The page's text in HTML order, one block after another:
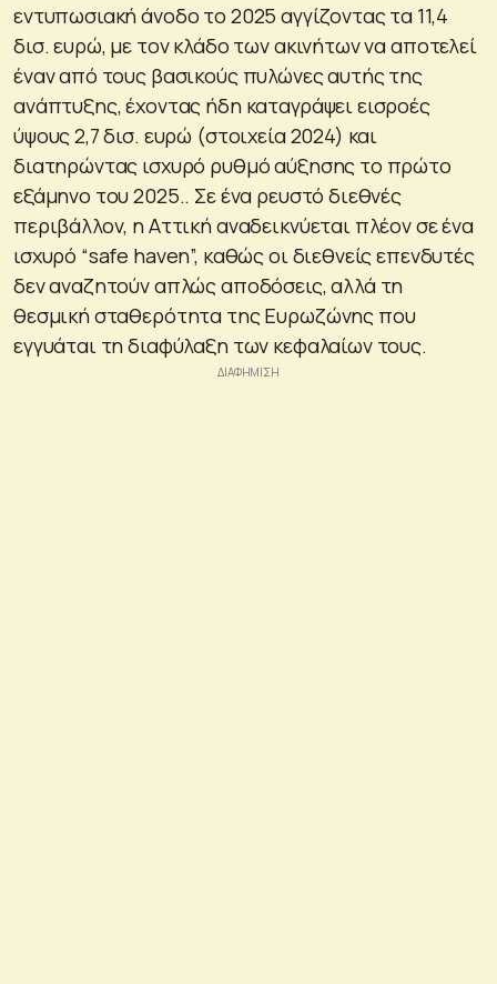
εντυπωσιακή άνοδο το 2025 αγγίζοντας τα 11,4
δισ. ευρώ, με τον κλάδο των ακινήτων να αποτελεί
έναν από τους βασικούς πυλώνες αυτής της
ανάπτυξης, έχοντας ήδη καταγράψει εισροές
ύψους 2,7 δισ. ευρώ (στοιχεία 2024) και
διατηρώντας ισχυρό ρυθμό αύξησης το πρώτο
εξάμηνο του 2025.. Σε ένα ρευστό διεθνές
περιβάλλον, η Αττική αναδεικνύεται πλέον σε ένα
ισχυρό “safe haven”, καθώς οι διεθνείς επενδυτές
δεν αναζητούν απλώς αποδόσεις, αλλά τη
θεσμική σταθερότητα της Ευρωζώνης που
εγγυάται τη διαφύλαξη των κεφαλαίων τους.